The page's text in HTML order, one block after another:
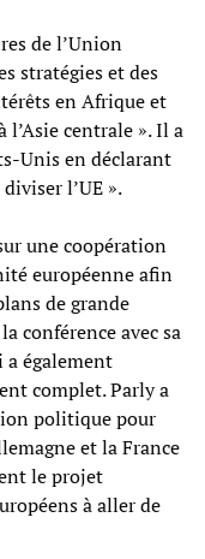
de l’Union
stratégies et des
en Afrique et
l’Asie centrale ». Il a
Unis en déclarant
l’UE ».
une coopération
européenne afin
de grande
conférence avec sa
a également
complet. Parly a
politique pour
et la France
le projet
à aller de